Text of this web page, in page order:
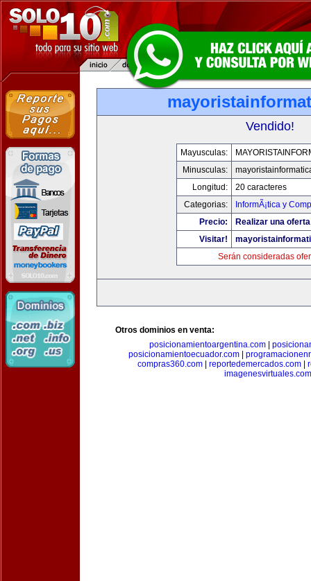
Vendido!
Mayusculas:
Minusculas:
Longitud:
20 caracteres
Categorias:
InformÃ¡tica y
Precio:
Realizar una
Visitar!
Serán consideradas
Otros dominios en venta:
posicionamientoargentina.com|
posicionamientoecuador.com
compras360.com
reportedemercados.com
imagenesvirtuales.com